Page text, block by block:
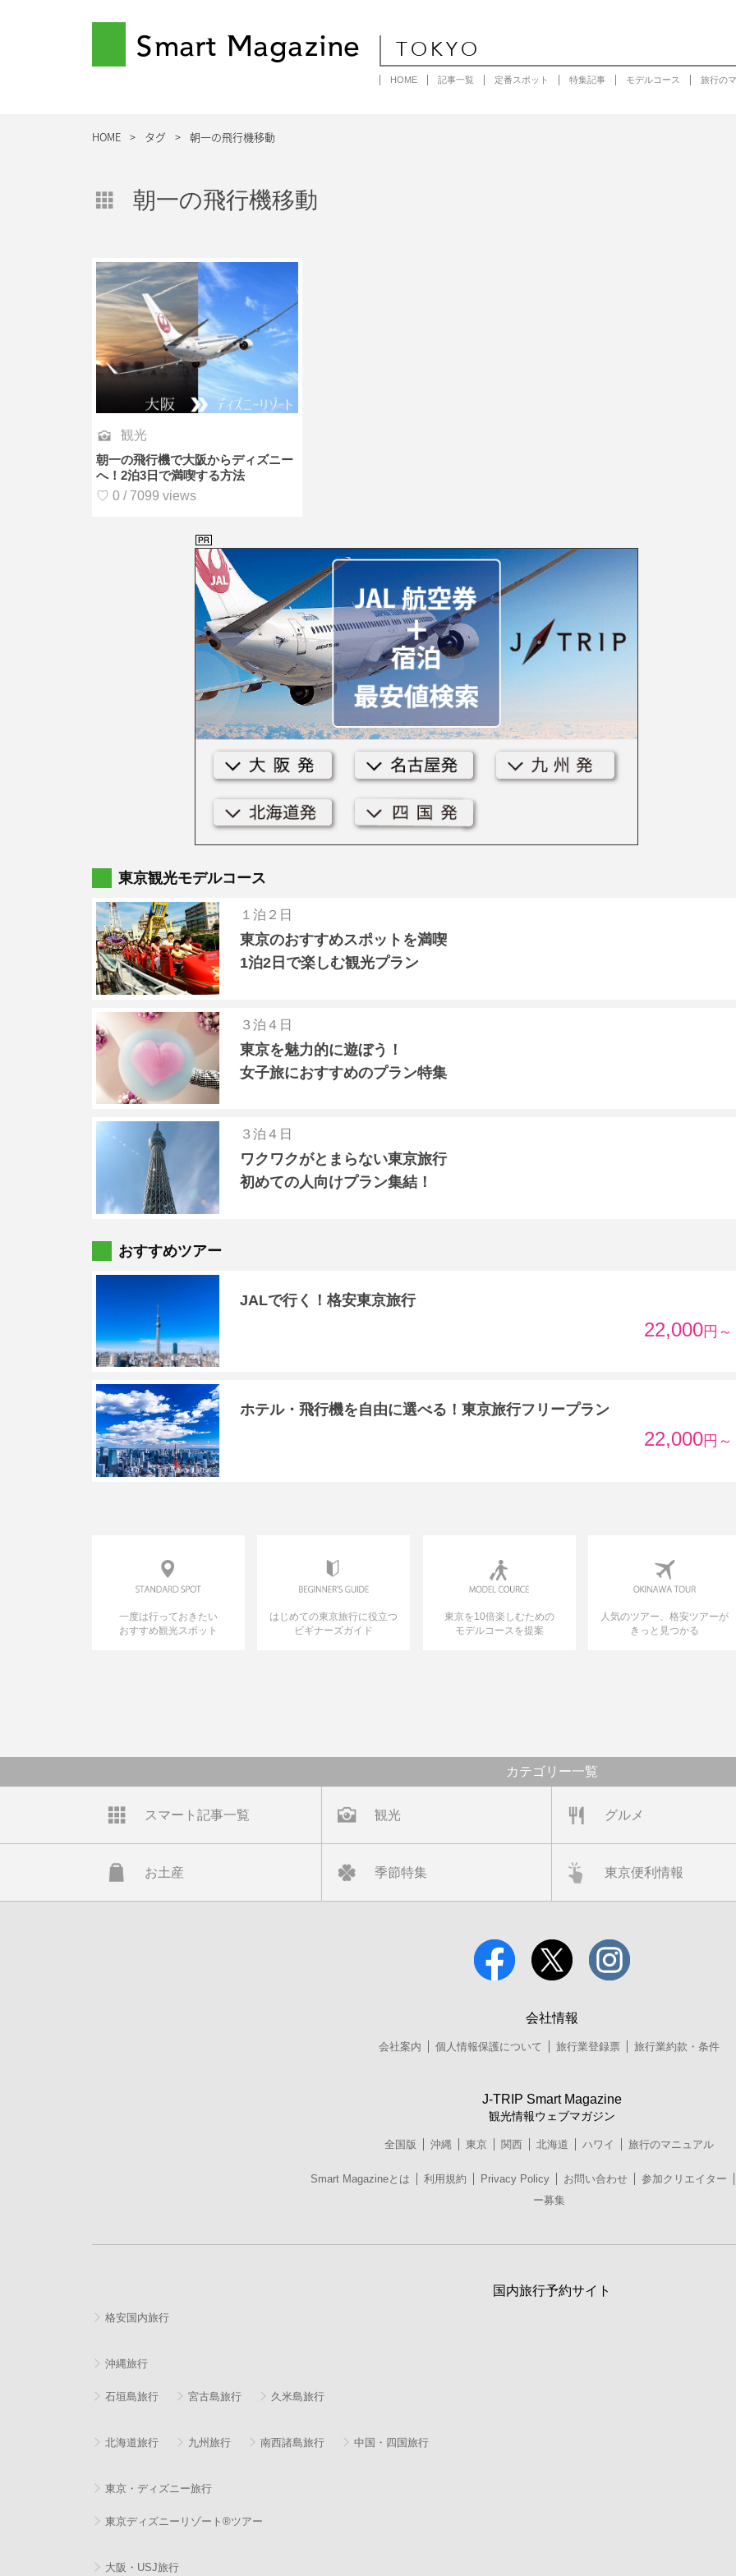
Smart Magazine TOKYO
HOME 記事一覧 定番スポット 特集記事 モデルコース 旅行の
HOME タグ 朝一の飛行機移動
朝一の飛行機移動
観光
朝一の飛行機で大阪からディズニー
へ！2泊3日で満喫する方法
♡ 0 / 7099 views
東京観光モデルコース
１泊２日
東京のおすすめスポットを満喫
1泊2日で楽しむ観光プラン
３泊４日
東京を魅力的に遊ぼう！
女子旅におすすめのプラン特集
３泊４日
ワクワクがとまらない東京旅行
初めての人向けプラン集結！
おすすめツアー
JALで行く！格安東京旅行
22,000円～
ホテル・飛行機を自由に選べる！東京旅行フリープラン
22,000円～
一度は行っておきたい
おすすめ観光スポット
はじめての東京旅行に役立つ
ビギナーズガイド
東京を10倍楽しむための
モデルコースを提案
人気のツアー、格安ツアーが
きっと見つかる
カテゴリー一覧
スマート記事一覧 観光 グルメ
お土産 季節特集 東京便利情報
会社情報
会社案内 個人情報保護について 旅行業登録票 旅行業約款・条件
J-TRIP Smart Magazine
観光情報ウェブマガジン
全国版 沖縄 東京 関西 北海道 ハワイ 旅行のマニュアル
Smart Magazineとは 利用規約 Privacy Policy お問い合わせ 参加クリエイター
ー募集
国内旅行予約サイト
格安国内旅行
沖縄旅行
石垣島旅行 宮古島旅行 久米島旅行
北海道旅行 九州旅行 南西諸島旅行 中国・四国旅行
東京・ディズニー旅行
東京ディズニーリゾート®ツアー
大阪・USJ旅行